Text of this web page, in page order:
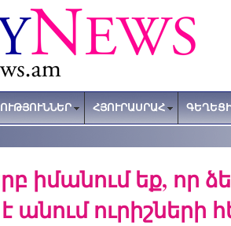
ՀՅՈՒՐԱՍՐԱՀ
իմանում եք, որ
ուրիշների